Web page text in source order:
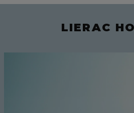
LIERAC